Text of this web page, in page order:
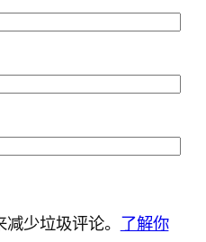
少垃圾评论。 了解你